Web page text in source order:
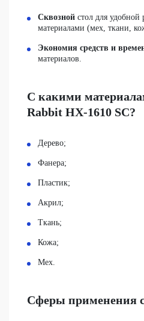
Сквозной стол для
материалами (мех, ткани,
Экономия средств и
материалов.
С какими
Rabbit НХ-1610 SC?
Дерево;
Фанера;
Пластик;
Акрил;
Ткань;
Кожа;
Мех.
Сферы применения